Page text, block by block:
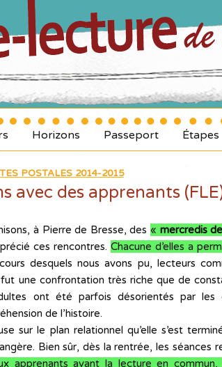
Horizons Passeport Étapes
POSTALES 2014-2015
avec des apprenants
à Pierre de Bresse, des « mercredis
ces rencontres. Chacune d’elles a
desquels nous avons pu, lecteurs
une confrontation très riche que de
ont été parfois désorientés par les
de l’histoire.
sur le plan relationnel qu’elle s’est
Bien sûr, dès la rentrée, les séances
apprenants avant la lecture en commun,